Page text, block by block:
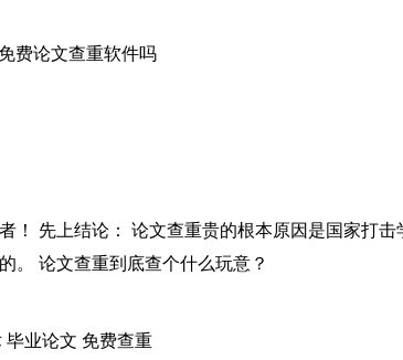
！ 先上结论： 论文查重贵的根本原因是国家打击
。 论文查重到底查个什么玩意？